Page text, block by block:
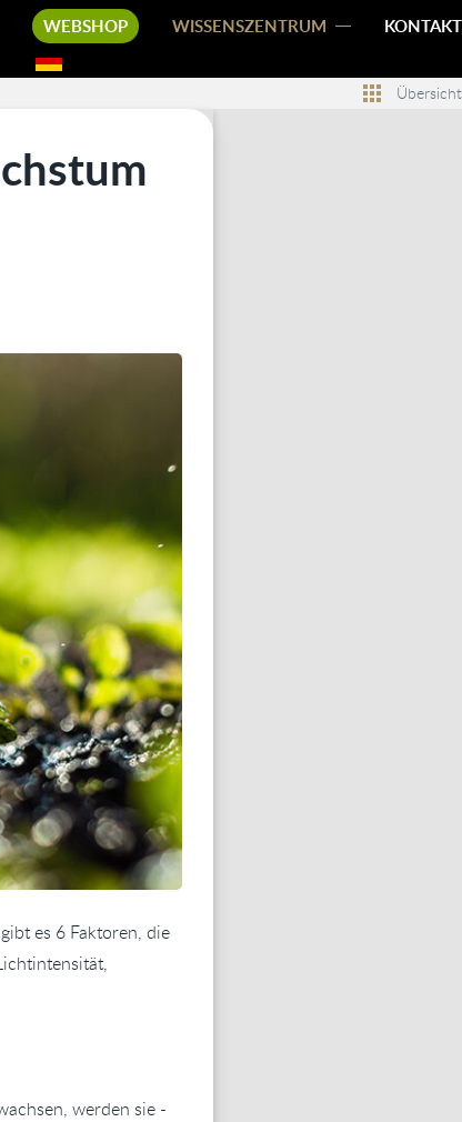
WEBSHOP WISSENSZENTRUM KONTAKT
Übersicht
es 6 Faktoren, die
werden sie -